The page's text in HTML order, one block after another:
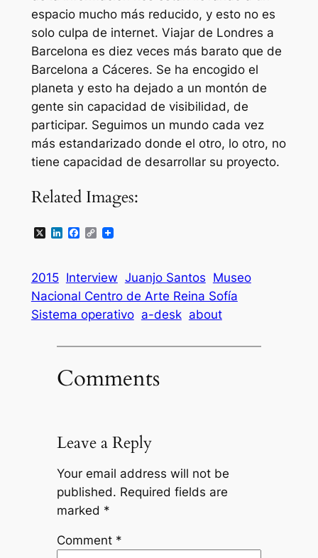
espacio mucho más reducido, y esto no es
solo culpa de internet. Viajar de Londres a
Barcelona es diez veces más barato que de
Barcelona a Cáceres. Se ha encogido el
planeta y esto ha dejado a un montón de
gente sin capacidad de visibilidad, de
participar. Seguimos un mundo cada vez
más estandarizado donde el otro, lo otro, no
tiene capacidad de desarrollar su proyecto.
Related Images:
X LinkedIn
Facebook
Copy
2015 Interview Juanjo Santos Museo
Nacional Centro de Arte Reina Sofí­a
Sistema operativo a-desk about
Comments
Leave a Reply
Your email address will not be
published. Required fields are
marked *
Comment *